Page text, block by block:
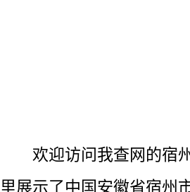
欢迎访问我查网的宿
里展示了中国安徽省宿州